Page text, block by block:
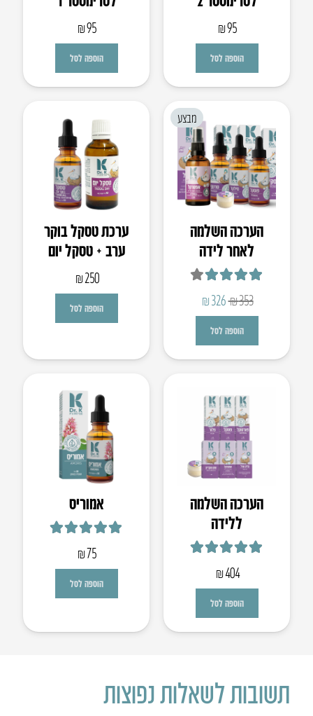
₪95
הוספה לסל
₪95
הוספה לסל
מבצע
הערכה השלמה
לאחר לידה
₪353
המחיר
המקורי
היה:
₪353.
₪326
הנוכחי
₪326.
הוספה לסל
ערכת טסקל בוקר
ערב + טסקל יום
₪250
הוספה לסל
הערכה השלמה
ללידה
₪404
הוספה לסל
אמוריס
₪75
הוספה לסל
תשובות לשאלות נפוצות